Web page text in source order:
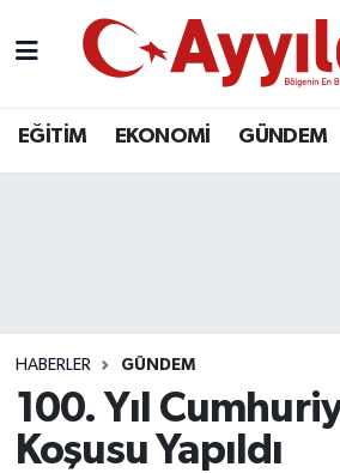
EĞİTİM EKONOMİ GÜNDEM
HABERLER GÜNDEM
100. Yıl
Koşusu Yapıldı